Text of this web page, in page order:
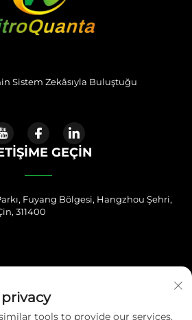
Sistem Zekâsıyla Buluştuğu
GEÇIN
Fuyang Bölgesi, Hangzhou Şehri,
311400
tools to provide our services.